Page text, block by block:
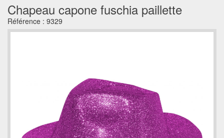
Chapeau capone fuschia paillette
Référence : 9329